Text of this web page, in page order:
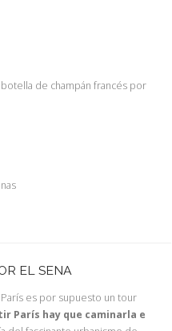
de champán francés por
EL SENA
es por supuesto un tour
París hay que caminarla e